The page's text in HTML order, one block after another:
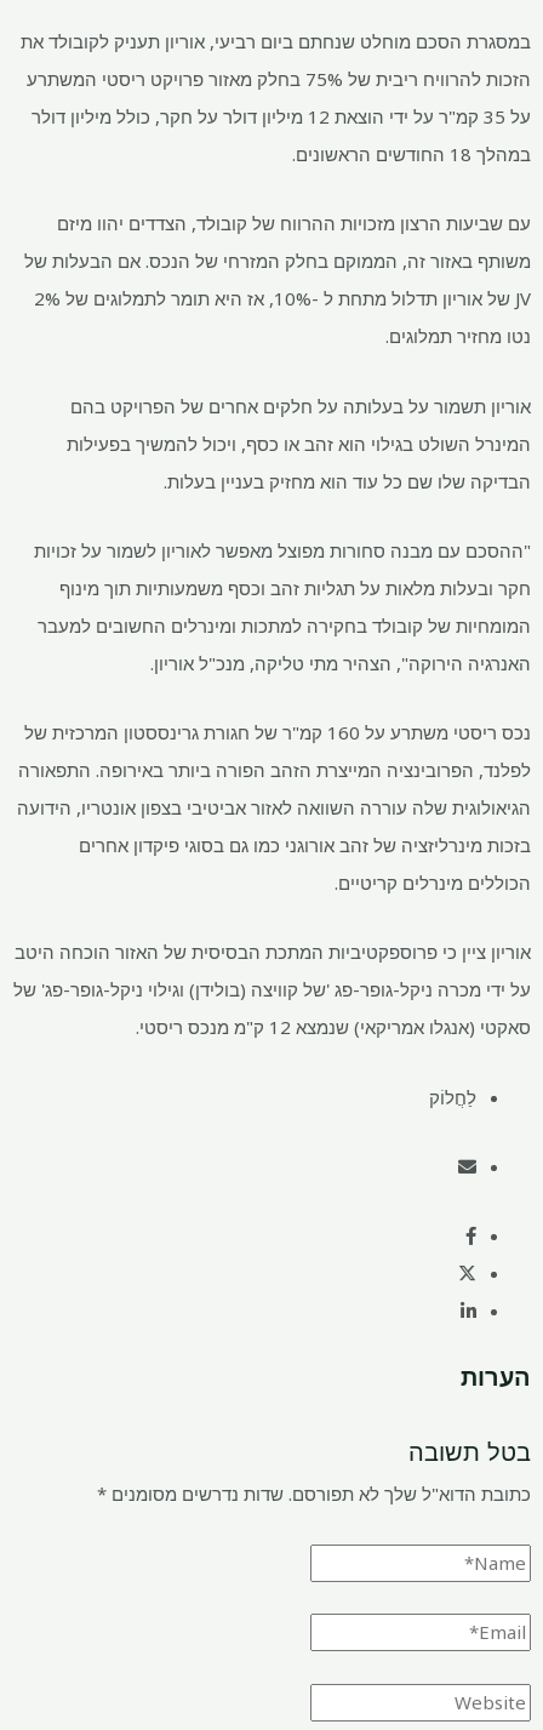
במסגרת הסכם מוחלט שנחתם ביום רביעי, אוריון תעניק לקובולד את
הזכות להרוויח ריבית של 75% בחלק מאזור פרויקט ריסטי המשתרע
על 35 קמ"ר על ידי הוצאת 12 מיליון דולר על חקר, כולל מיליון דולר
במהלך 18 החודשים הראשונים.
עם שביעות הרצון מזכויות ההרווח של קובולד, הצדדים יהוו מיזם
משותף באזור זה, הממוקם בחלק המזרחי של הנכס. אם הבעלות של
JV של אוריון תדלול מתחת ל -10%, אז היא תומר לתמלוגים של 2%
נטו מחזיר תמלוגים.
אוריון תשמור על בעלותה על חלקים אחרים של הפרויקט בהם
המינרל השולט בגילוי הוא זהב או כסף, ויכול להמשיך בפעילות
הבדיקה שלו שם כל עוד הוא מחזיק בעניין בעלות.
"ההסכם עם מבנה סחורות מפוצל מאפשר לאוריון לשמור על זכויות
חקר ובעלות מלאות על תגליות זהב וכסף משמעותיות תוך מינוף
המומחיות של קובולד בחקירה למתכות ומינרלים החשובים למעבר
האנרגיה הירוקה", הצהיר מתי טליקה, מנכ"ל אוריון.
נכס ריסטי משתרע על 160 קמ"ר של חגורת גרינססטון המרכזית של
לפלנד, הפרובינציה המייצרת הזהב הפורה ביותר באירופה. התפאורה
הגיאולוגית שלה עוררה השוואה לאזור אביטיבי בצפון אונטריו, הידועה
בזכות מינרליזציה של זהב אורוגני כמו גם בסוגי פיקדון אחרים
הכוללים מינרלים קריטיים.
אוריון ציין כי פרוספקטיביות המתכת הבסיסית של האזור הוכחה היטב
על ידי מכרה ניקל-גופר-פג 'של קוויצה (בולידן) וגילוי ניקל-גופר-פג' של
סאקטי (אנגלו אמריקאי) שנמצא 12 ק"מ מנכס ריסטי.
לַחֲלוֹק
הערות
בטל תשובה
כתובת הדוא"ל שלך לא תפורסם. שדות נדרשים מסומנים *